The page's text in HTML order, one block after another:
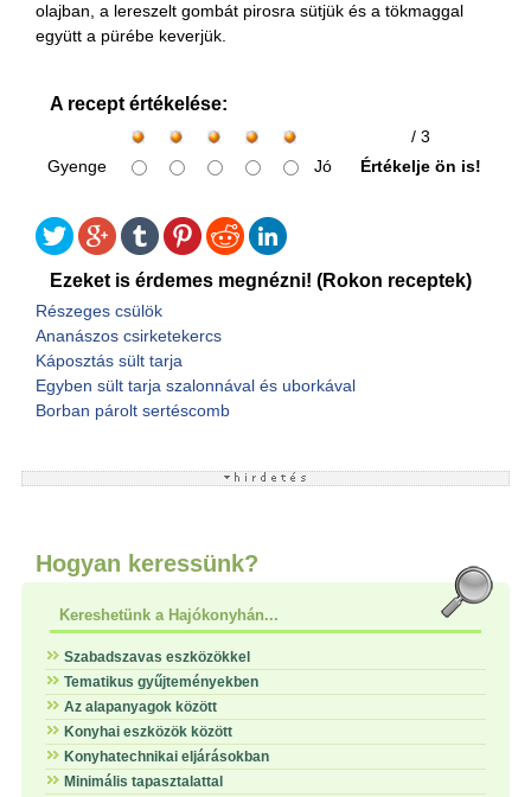
olajban, a lereszelt gombát pirosra sütjük és a tökmaggal
együtt a pürébe keverjük.
A recept értékelése:
/ 3
Gyenge
Jó Értékelje ön is!
Ezeket is érdemes megnézni! (Rokon receptek)
Részeges csülök
Ananászos csirketekercs
Káposztás sült tarja
Egyben sült tarja szalonnával és uborkával
Borban párolt sertéscomb
Hogyan keressünk?
Kereshetünk a Hajókonyhán...
Szabadszavas eszközökkel
Tematikus gyűjteményekben
Az alapanyagok között
Konyhai eszközök között
Konyhatechnikai eljárásokban
Minimális tapasztalattal